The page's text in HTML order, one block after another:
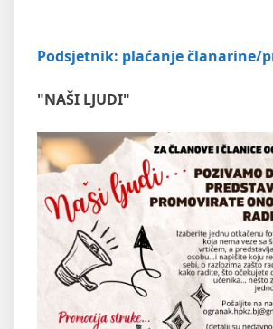
Podsjetnik: plaćanje članarine/
"NAŠI LJUDI"